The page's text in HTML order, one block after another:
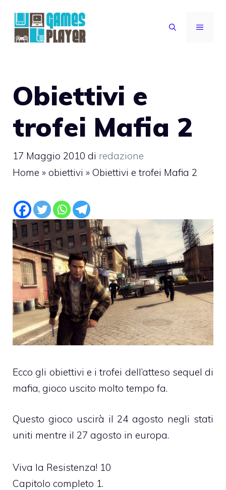
contenuto
MENU
Obiettivi e
trofei Mafia 2
17 Maggio 2010 di redazione
Home » obiettivi » Obiettivi e trofei Mafia 2
Ecco gli obiettivi e i trofei dell’atteso sequel di
mafia, gioco uscito molto tempo fa.
Questo gioco uscirà il 24 agosto negli stati
uniti mentre il 27 agosto in europa.
Viva la Resistenza! 10
Capitolo completo 1.